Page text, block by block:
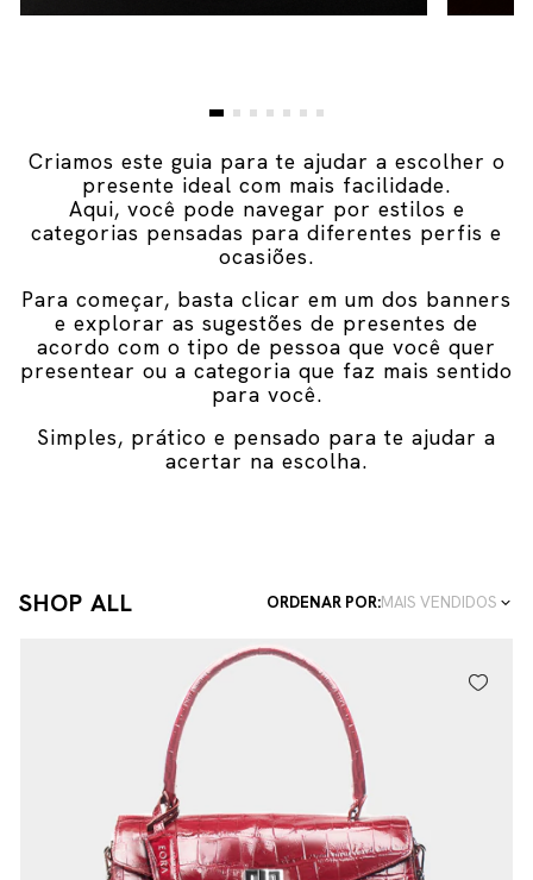
Criamos este guia para te ajudar a escolher o
presente ideal com mais facilidade.
Aqui, você pode navegar por estilos e
categorias pensadas para diferentes perfis e
ocasiões.
Para começar, basta clicar em um dos banners
e explorar as sugestões de presentes de
acordo com o tipo de pessoa que você quer
presentear ou a categoria que faz mais sentido
para você.
Simples, prático e pensado para te ajudar a
acertar na escolha.
SHOP ALL ORDENAR POR:MAIS VENDIDOS